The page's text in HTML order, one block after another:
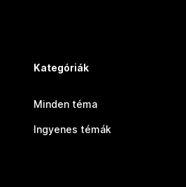
Kategóriák
Minden téma
Ingyenes témák